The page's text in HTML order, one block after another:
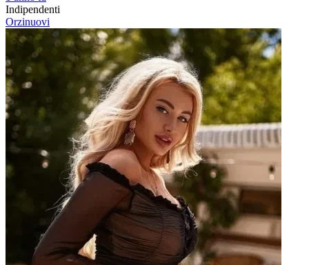
Indipendenti
Orzinuovi